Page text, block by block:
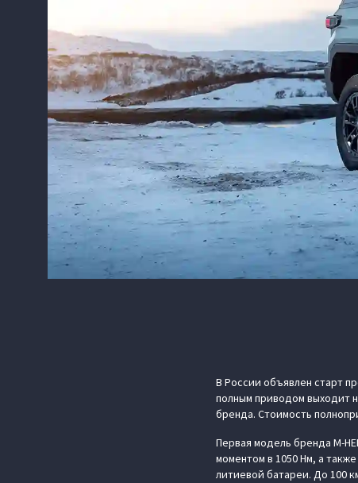
В России объявлен старт
полным приводом выходит
бренда. Стоимость
Первая модель бренда
моментом в 1050 Нм, а
литиевой батареи. До 100